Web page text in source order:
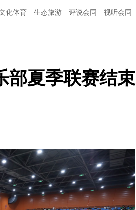
化体育 生态旅游 评说会同 视听会同
部夏季联赛结束